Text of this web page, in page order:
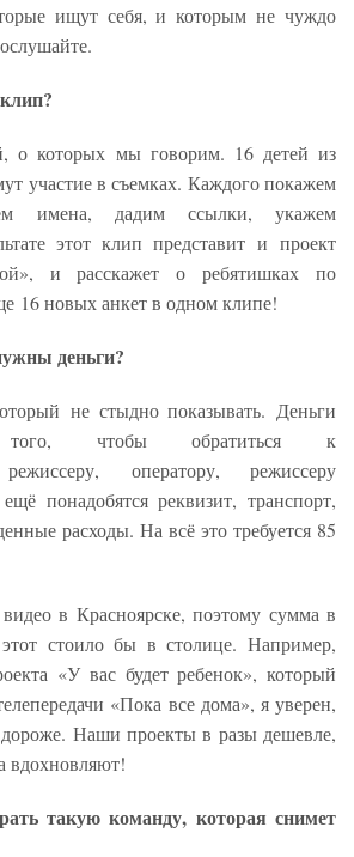
ищут себя, и которым не чуждо
о которых мы говорим. 16 детей из
участие в съемках. Каждого покажем
имена, дадим ссылки, укажем
этот клип представит и проект
и расскажет о ребятишках по
16 новых анкет в одном клипе!
деньги?
не стыдно показывать. Деньги
чтобы обратиться к
оператору, режиссеру
понадобятся реквизит, транспорт,
расходы. На всё это требуется 85
в Красноярске, поэтому сумма в
стоило бы в столице. Например,
«У вас будет ребенок», который
«Пока все дома», я уверен,
Наши проекты в разы дешевле,
вдохновляют!
такую команду, которая снимет